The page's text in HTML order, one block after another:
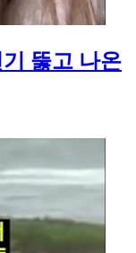
뚫고 나온